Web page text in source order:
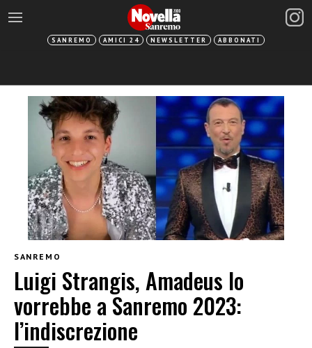
SANREMO AMICI 24 NEWSLETTER ABBONATI
SANREMO
Luigi Strangis, Amadeus lo
vorrebbe a Sanremo 2023:
l’indiscrezione